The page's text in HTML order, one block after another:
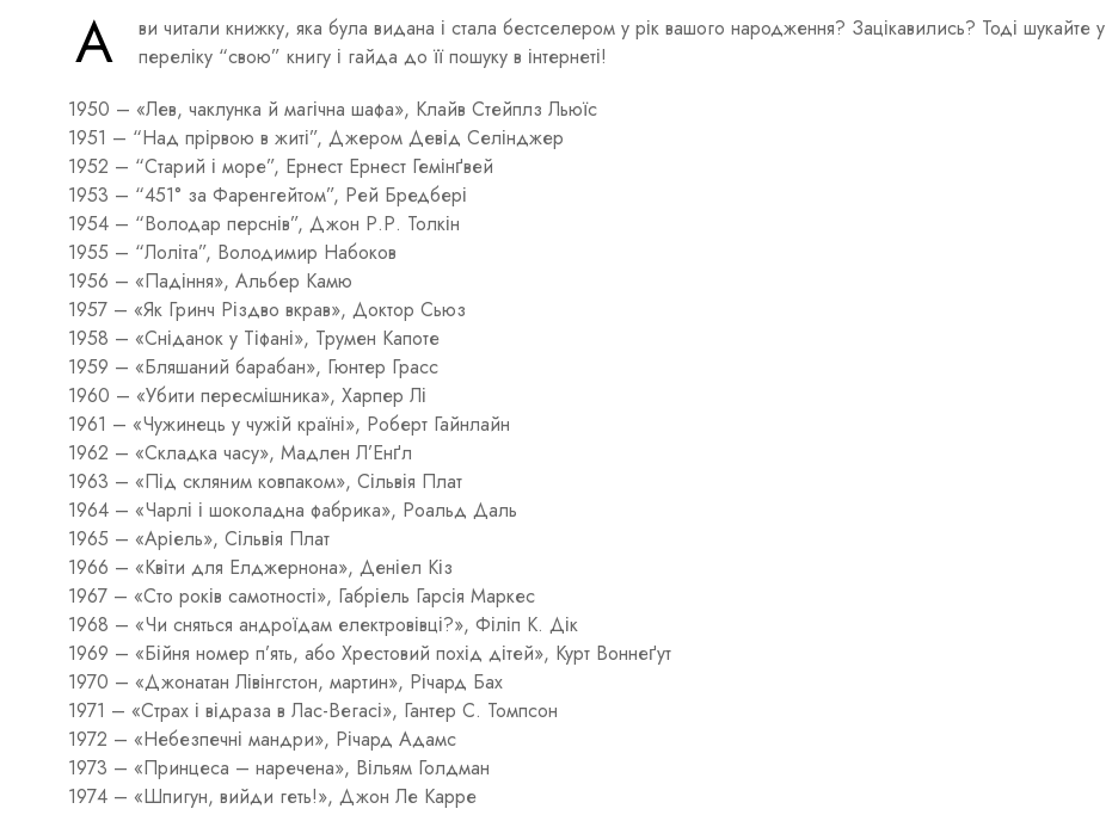
А
ви читали книжку, яка була видана і стала бестселером у рік вашого народження? Зацікавились? Тоді шукайте у
переліку “свою” книгу і гайда до її пошуку в інтернеті!
1950 – «Лев, чаклунка й магічна шафа», Клайв Стейплз Льюїс
1951 – “Над прірвою в житі”, Джером Девід Селінджер
1952 – “Старий і море”, Ернест Ернест Гемінґвей
1953 – “451° за Фаренгейтом”, Рей Бредбері
1954 – “Володар перснів”, Джон Р.Р. Толкін
1955 – “Лоліта”, Володимир Набоков
1956 – «Падіння», Альбер Камю
1957 – «Як Гринч Різдво вкрав», Доктор Сьюз
1958 – «Сніданок у Тіфані», Трумен Капоте
1959 – «Бляшаний барабан», Гюнтер Грасс
1960 – «Убити пересмішника», Харпер Лі
1961 – «Чужинець у чужій країні», Роберт Гайнлайн
1962 – «Складка часу», Мадлен Л’Енґл
1963 – «Під скляним ковпаком», Сільвія Плат
1964 – «Чарлі і шоколадна фабрика», Роальд Даль
1965 – «Аріель», Сільвія Плат
1966 – «Квіти для Елджернона», Деніел Кіз
1967 – «Сто років самотності», Габріель Гарсія Маркес
1968 – «Чи сняться андроїдам електровівці?», Філіп К. Дік
1969 – «Бійня номер п’ять, або Хрестовий похід дітей», Курт Воннеґут
1970 – «Джонатан Лівінгстон, мартин», Річард Бах
1971 – «Страх і відраза в Лас-Вегасі», Гантер С. Томпсон
1972 – «Небезпечні мандри», Річард Адамс
1973 – «Принцеса – наречена», Вільям Голдман
1974 – «Шпигун, вийди геть!», Джон Ле Карре